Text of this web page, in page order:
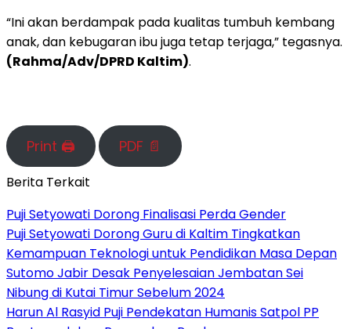
“Ini akan berdampak pada kualitas tumbuh kembang
anak, dan kebugaran ibu juga tetap terjaga,” tegasnya.
(Rahma/Adv/DPRD Kaltim).
Print 🖨 PDF 📄
Berita Terkait
Puji Setyowati Dorong Finalisasi Perda Gender
Puji Setyowati Dorong Guru di Kaltim Tingkatkan
Kemampuan Teknologi untuk Pendidikan Masa Depan
Sutomo Jabir Desak Penyelesaian Jembatan Sei
Nibung di Kutai Timur Sebelum 2024
Harun Al Rasyid Puji Pendekatan Humanis Satpol PP